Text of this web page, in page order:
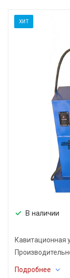
В наличии
Кавитационная
Подробнее
ХИТ